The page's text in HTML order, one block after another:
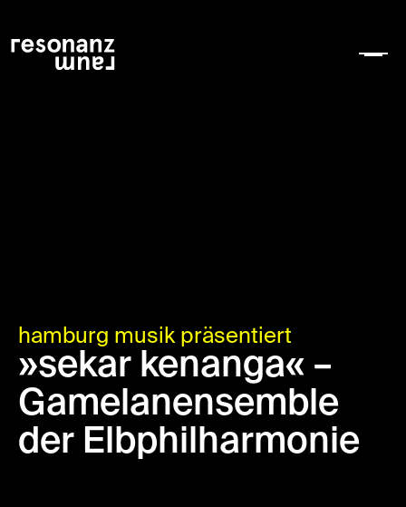
hamburg musik präsentiert
»sekar kenanga« –
Gamelanensemble
der Elbphilharmonie